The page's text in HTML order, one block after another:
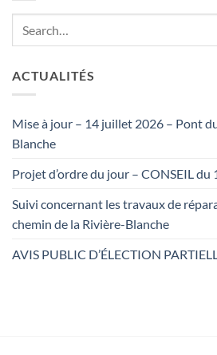
ACTUALITÉS
Mise à jour – 14 juillet 2026 – Pont
Blanche
Projet d’ordre du jour – CONSEIL
Suivi concernant les travaux de
chemin de la Rivière-Blanche
AVIS PUBLIC D’ÉLECTION